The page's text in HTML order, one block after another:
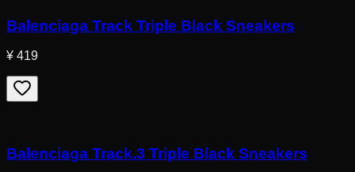
Balenciaga Track Triple Black Sneakers
¥ 419
Balenciaga Track.3 Triple Black Sneakers